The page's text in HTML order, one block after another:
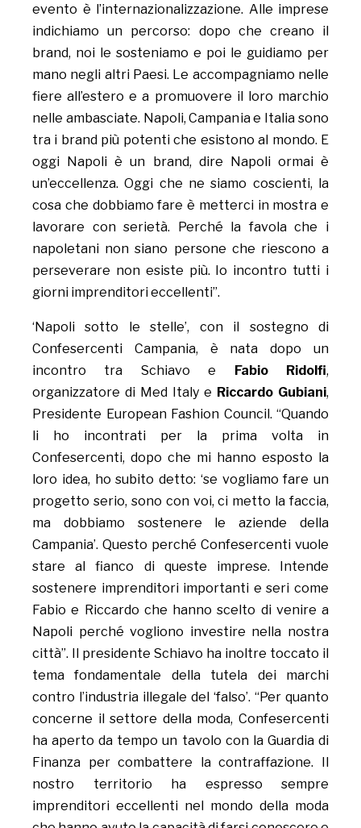
evento è l’internazionalizzazione. Alle imprese
indichiamo un percorso: dopo che creano il
brand, noi le sosteniamo e poi le guidiamo per
mano negli altri Paesi. Le accompagniamo nelle
fiere all’estero e a promuovere il loro marchio
nelle ambasciate. Napoli, Campania e Italia sono
tra i brand più potenti che esistono al mondo. E
oggi Napoli è un brand, dire Napoli ormai è
un’eccellenza. Oggi che ne siamo coscienti, la
cosa che dobbiamo fare è metterci in mostra e
lavorare con serietà. Perché la favola che i
napoletani non siano persone che riescono a
perseverare non esiste più. Io incontro tutti i
giorni imprenditori eccellenti”.
‘Napoli sotto le stelle’, con il sostegno di
Confesercenti Campania, è nata dopo un
incontro tra Schiavo e Fabio Ridolfi,
organizzatore di Med Italy e Riccardo Gubiani,
Presidente European Fashion Council. “Quando
li ho incontrati per la prima volta in
Confesercenti, dopo che mi hanno esposto la
loro idea, ho subito detto: ‘se vogliamo fare un
progetto serio, sono con voi, ci metto la faccia,
ma dobbiamo sostenere le aziende della
Campania’. Questo perché Confesercenti vuole
stare al fianco di queste imprese. Intende
sostenere imprenditori importanti e seri come
Fabio e Riccardo che hanno scelto di venire a
Napoli perché vogliono investire nella nostra
città”. Il presidente Schiavo ha inoltre toccato il
tema fondamentale della tutela dei marchi
contro l’industria illegale del ‘falso’. “Per quanto
concerne il settore della moda, Confesercenti
ha aperto da tempo un tavolo con la Guardia di
Finanza per combattere la contraffazione. Il
nostro territorio ha espresso sempre
imprenditori eccellenti nel mondo della moda